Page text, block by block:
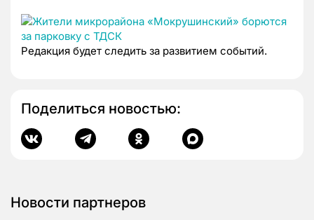
Редакция будет следить за развитием событий.
Поделиться новостью:
Новости партнеров